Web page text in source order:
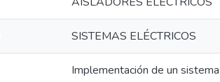
SISTEMAS ELÉCTRICOS
Implementación de un